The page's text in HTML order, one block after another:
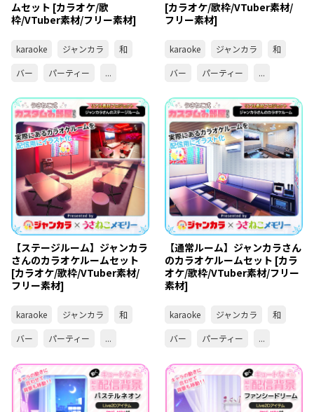
ムセット [カラオケ/歌
枠/VTuber素材/フリー素材]
karaoke ジャンカラ
和
バー
パーティー ...
[カラオケ/歌枠/VTuber素材/
フリー素材]
karaoke ジャンカラ
和
バー
パーティー ...
【ステージルーム】ジャンカラ
さんのカラオケルームセット
[カラオケ/歌枠/VTuber素材/
フリー素材]
karaoke ジャンカラ
和
バー
パーティー ...
【通常ルーム】ジャンカラさん
のカラオケルームセット [カラ
オケ/歌枠/VTuber素材/フリー
素材]
karaoke ジャンカラ
和
バー
パーティー ...